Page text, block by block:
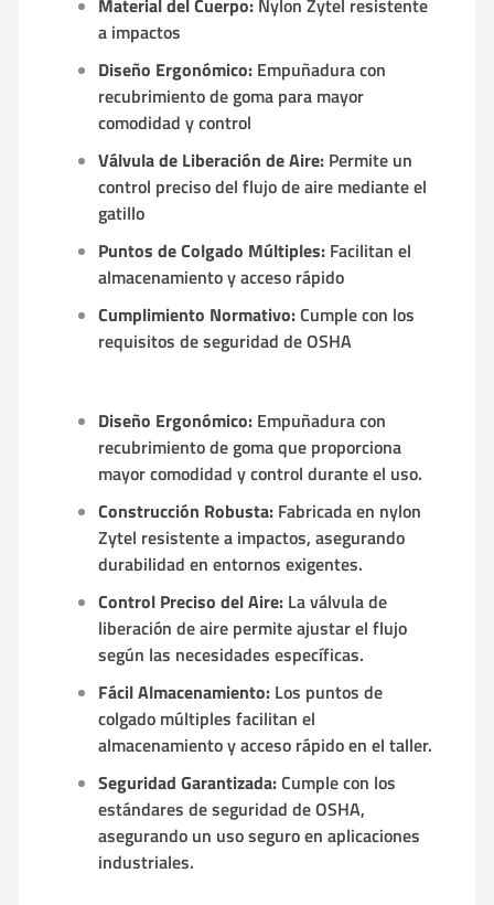
Material del Cuerpo: Nylon Zytel resistente
a impactos
Diseño Ergonómico: Empuñadura con
recubrimiento de goma para mayor
comodidad y control
Válvula de Liberación de Aire: Permite un
control preciso del flujo de aire mediante el
gatillo
Puntos de Colgado Múltiples: Facilitan el
almacenamiento y acceso rápido
Cumplimiento Normativo:Cumple con los
requisitos de seguridad de OSHA
Diseño Ergonómico: Empuñadura con
recubrimiento de goma que proporciona
mayor comodidad y control durante el uso.
Construcción Robusta: Fabricada en nylon
Zytel resistente a impactos, asegurando
durabilidad en entornos exigentes.
Control Preciso del Aire: La válvula de
liberación de aire permite ajustar el flujo
según las necesidades específicas.
Fácil Almacenamiento: Los puntos de
colgado múltiples facilitan el
almacenamiento y acceso rápido en el taller.
Seguridad Garantizada:Cumple con los
estándares de seguridad de OSHA,
asegurando un uso seguro en aplicaciones
industriales.